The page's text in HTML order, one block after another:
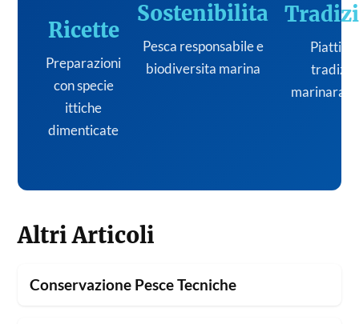
Ricette
Preparazioni
con specie
ittiche
dimenticate
Sostenibilita
Pesca responsabile e
biodiversita marina
Piatti
marinara
Altri Articoli
Conservazione Pesce Tecniche